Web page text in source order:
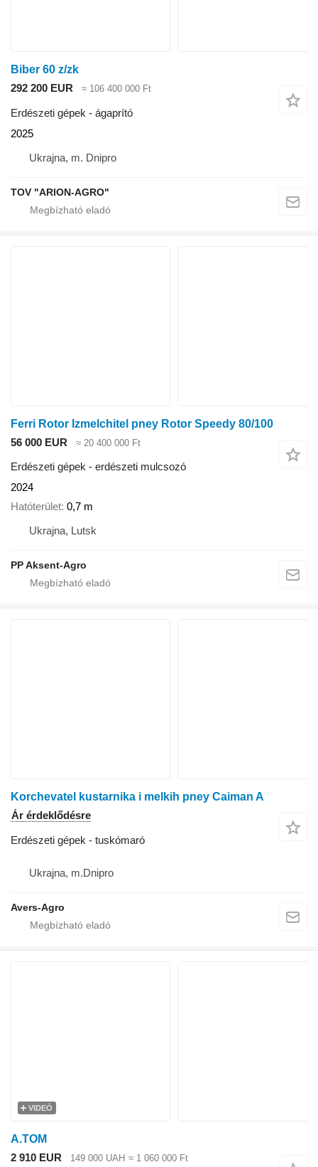
Biber 60 z/zk
292 200 EUR
≈ 106 400 000 Ft
Erdészeti gépek - ágaprító
2025
Ukrajna, m. Dnipro
TOV "ARION-AGRO"
Ferri Rotor Izmelchitel pney Rotor Speedy 80/100
56 000 EUR
≈ 20 400 000 Ft
Erdészeti gépek - erdészeti mulcsozó
2024
Hatóterület 0,7 m
Ukrajna, Lutsk
PP Aksent-Agro
Korchevatel kustarnika i melkih pney Caiman A
Ár érdeklődésre
Erdészeti gépek - tuskómaró
Ukrajna, m.Dnipro
Avers-Agro
VIDEÓ
A.TOM
2 910 EUR
149 000 UAH ≈ 1 060 000 Ft